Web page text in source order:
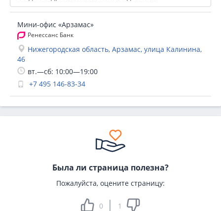
Мини-офис «Арзамас»
Ренессанс Банк
Нижегородская область, Арзамас, улица Калинина,
46
вт.—сб: 10:00—19:00
+7 495 146-83-34
Была ли страница полезна?
Пожалуйста, оцените страницу:
0 1